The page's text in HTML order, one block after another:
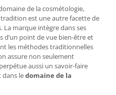
de la cosmétologie,
tradition est une autre facette de
La marque intègre dans ses
d’un point de vue bien-être et
les méthodes traditionnelles
assure non seulement
aussi un savoir-faire
ledomaine de la